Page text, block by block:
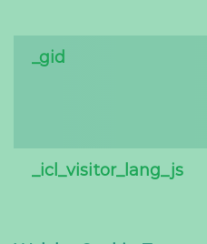
_gid
_icl_visitor_lang_js